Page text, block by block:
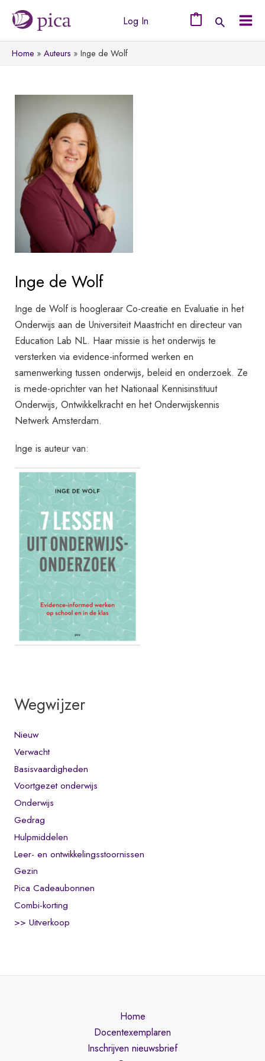
naar
de
inhoud
Log In
Home Auteurs Inge de Wolf
Inge de Wolf
Inge de Wolf is hoogleraar Co-creatie en Evaluatie in het
Onderwijs aan de Universiteit Maastricht en directeur van
Education Lab NL. Haar missie is het onderwijs te
versterken via evidence-informed werken en
samenwerking tussen onderwijs, beleid en onderzoek. Ze
is mede-oprichter van het Nationaal Kennisinstituut
Onderwijs, Ontwikkelkracht en het Onderwijskennis
Netwerk Amsterdam.
Inge is auteur van:
Wegwijzer
Nieuw
Verwacht
Basisvaardigheden
Voortgezet onderwijs
Onderwijs
Gedrag
Hulpmiddelen
Leer- en ontwikkelingsstoornissen
Gezin
Pica Cadeaubonnen
Combi-korting
>> Uitverkoop
Home
Docentexemplaren
Inschrijven nieuwsbrief